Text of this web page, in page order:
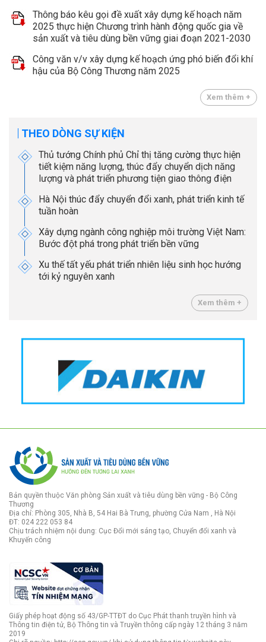
Thông báo kêu gọi đề xuất xây dựng kế hoạch năm
2025 thực hiện Chương trình hành động quốc gia về
sản xuất và tiêu dùng bền vững giai đoạn 2021-2030
Công văn v/v xây dựng kế hoạch ứng phó biến đổi khí
hậu của Bộ Công Thương năm 2025
Xem thêm +
THEO DÒNG SỰ KIỆN
Thủ tướng Chính phủ Chỉ thị tăng cường thực hiện
tiết kiệm năng lượng, thúc đẩy chuyển dịch năng
lượng và phát triển phương tiện giao thông điện
Hà Nội thúc đẩy chuyển đổi xanh, phát triển kinh tế
tuần hoàn
Xây dựng ngành công nghiệp môi trường Việt Nam:
Bước đột phá trong phát triển bền vững
Xu thế tất yếu phát triển nhiên liệu sinh học hướng
tới kỷ nguyên xanh
Xem thêm +
Bản quyền thuộc Văn phòng Sản xuất và tiêu dùng bền vững - Bộ Công
Thương
Địa chỉ: Phòng 305, Nhà B, 54 Hai Bà Trưng, phường Cửa Nam , Hà Nội
ĐT: 024 222 053 84
Chịu trách nhiệm nội dung: Cục Đổi mới sáng tạo, Chuyển đổi xanh và
Khuyến công
Giấy phép hoạt động số 43/GP-TTĐT do Cục Phát thanh truyền hình và
Thông tin điện tử, Bộ Thông tin và Truyền thông cấp ngày 12 tháng 3 năm
2019